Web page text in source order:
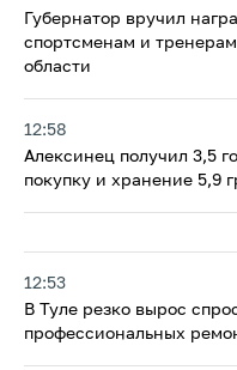
Губернатор вручил
спортсменам и тренерам
области
12:58
Алексинец получил 3,5
покупку и хранение 5,9
12:53
В Туле резко вырос
профессиональных